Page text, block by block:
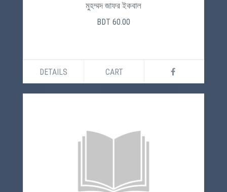
মুহম্মদ জাফর ইকবাল
BDT 60.00
DETAILS CART